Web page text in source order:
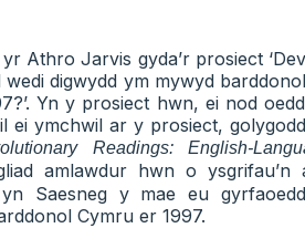
Athro Jarvis gyda’r prosiect
digwydd ym mywyd
Yn y prosiect hwn, ei nod
ei ymchwil ar y prosiect,
Readings: English-
amlawdur hwn o ysgrifau’n
Saesneg y mae eu
Cymru er 1997.